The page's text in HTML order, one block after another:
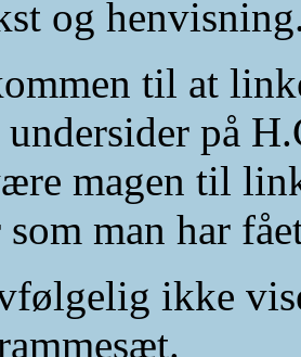
og
til at
på
magen til
man har
ikke